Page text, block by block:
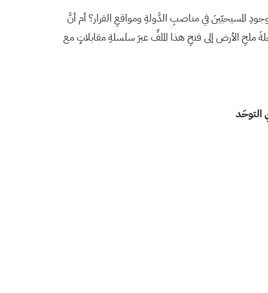
المسيحيّينَ في مناصبِ الدَّولةِ ومواقعِ القرار؟ أم أنَّ
ملحِ الأرض إلى فتحِ هذا الملفِّ عبرَ سلسلةِ مقابلاتٍ مع
التوحّد